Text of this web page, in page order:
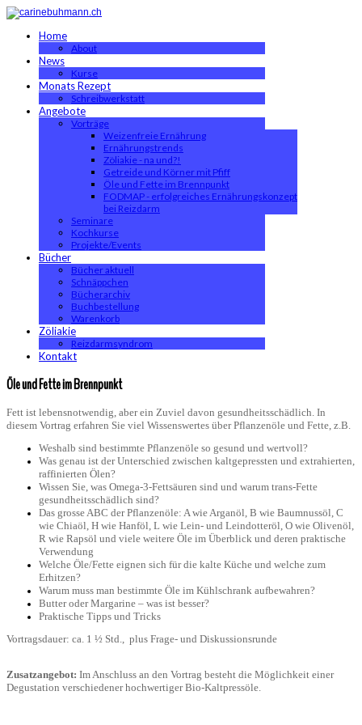
Home
About
News
Kurse
Monats Rezept
Schreibwerkstatt
Angebote
Vorträge
Weizenfreie Ernährung
Ernährungstrends
Zöliakie - na und?!
Getreide und Körner mit Pfiff
Öle und Fette im Brennpunkt
FODMAP - erfolgreiches Ernährungskonzept
bei Reizdarm
Seminare
Kochkurse
Projekte/Events
Bücher
Bücher aktuell
Schnäppchen
Bücherarchiv
Buchbestellung
Warenkorb
Zöliakie
Reizdarmsyndrom
Kontakt
Öle und Fette im Brennpunkt
Fett ist lebensnotwendig, aber ein Zuviel davon gesundheitsschädlich. In
diesem Vortrag erfahren Sie viel Wissenswertes über Pflanzenöle und Fette, z.B.
Weshalb sind bestimmte Pflanzenöle so gesund und wertvoll?
Was genau ist der Unterschied zwischen kaltgepressten und extrahierten,
raffinierten Ölen?
Wissen Sie, was Omega-3-Fettsäuren sind und warum trans-Fette
gesundheitsschädlich sind?
Das grosse ABC der Pflanzenöle: A wie Arganöl, B wie Baumnussöl, C
wie Chiaöl, H wie Hanföl, L wie Lein- und Leindotteröl, O wie Olivenöl,
R wie Rapsöl und viele weitere Öle im Überblick und deren praktische
Verwendung
Welche Öle/Fette eignen sich für die kalte Küche und welche zum
Erhitzen?
Warum muss man bestimmte Öle im Kühlschrank aufbewahren?
Butter oder Margarine – was ist besser?
Praktische Tipps und Tricks
Vortragsdauer: ca. 1 ½ Std., plus Frage- und Diskussionsrunde
Zusatzangebot: Im Anschluss an den Vortrag besteht die Möglichkeit einer
Degustation verschiedener hochwertiger Bio-Kaltpressöle.